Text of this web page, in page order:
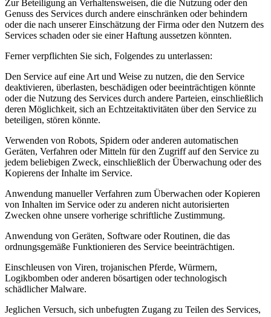
Zur Beteiligung an Verhaltensweisen, die die Nutzung oder den
Genuss des Services durch andere einschränken oder behindern
oder die nach unserer Einschätzung der Firma oder den Nutzern des
Services schaden oder sie einer Haftung aussetzen könnten.
Ferner verpflichten Sie sich, Folgendes zu unterlassen:
Den Service auf eine Art und Weise zu nutzen, die den Service
deaktivieren, überlasten, beschädigen oder beeinträchtigen könnte
oder die Nutzung des Services durch andere Parteien, einschließlich
deren Möglichkeit, sich an Echtzeitaktivitäten über den Service zu
beteiligen, stören könnte.
Verwenden von Robots, Spidern oder anderen automatischen
Geräten, Verfahren oder Mitteln für den Zugriff auf den Service zu
jedem beliebigen Zweck, einschließlich der Überwachung oder des
Kopierens der Inhalte im Service.
Anwendung manueller Verfahren zum Überwachen oder Kopieren
von Inhalten im Service oder zu anderen nicht autorisierten
Zwecken ohne unsere vorherige schriftliche Zustimmung.
Anwendung von Geräten, Software oder Routinen, die das
ordnungsgemäße Funktionieren des Service beeinträchtigen.
Einschleusen von Viren, trojanischen Pferde, Würmern,
Logikbomben oder anderen bösartigen oder technologisch
schädlicher Malware.
Jeglichen Versuch, sich unbefugten Zugang zu Teilen des Services,